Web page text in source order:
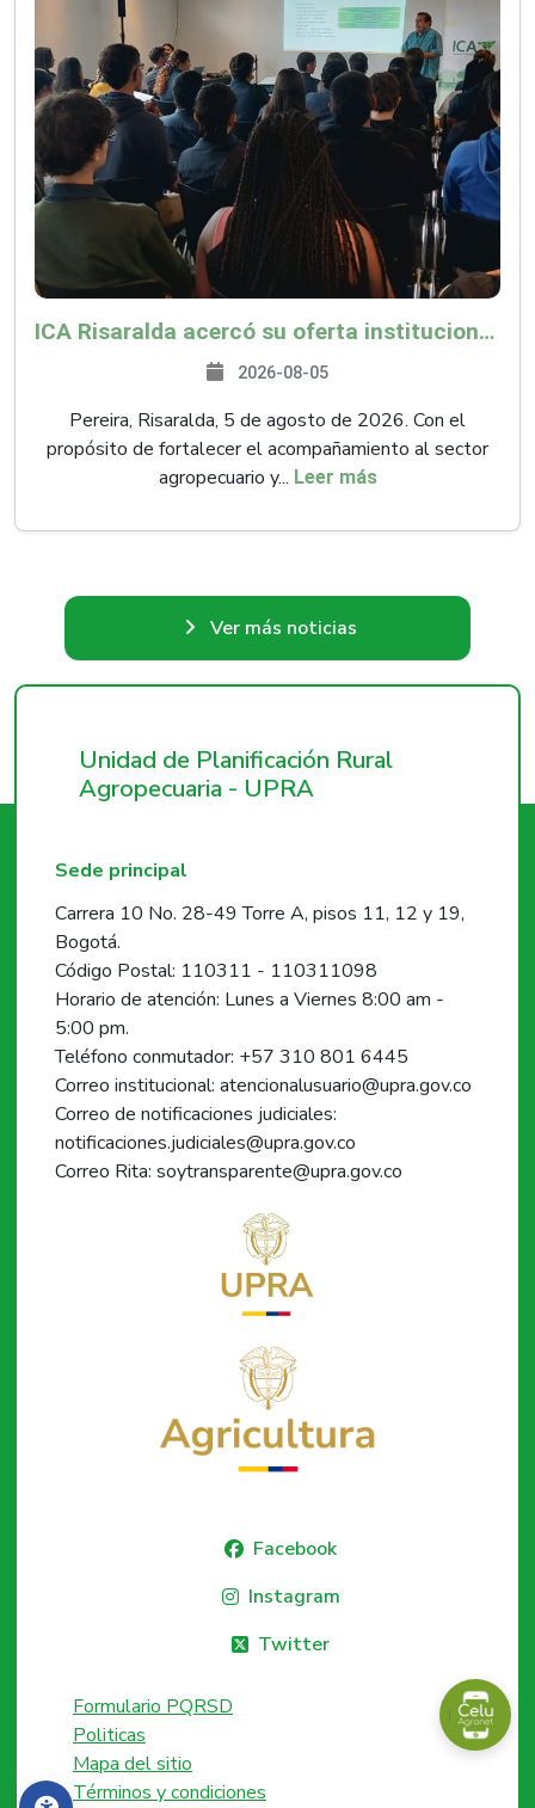
ICA Risaralda acercó su oferta institucional a productores y emprendedores en Expocamello
2026-08-05
Pereira, Risaralda, 5 de agosto de 2026. Con el
propósito de fortalecer el acompañamiento al sector
agropecuario y... Leer más
Ver más noticias
Unidad de Planificación Rural
Agropecuaria - UPRA
Sede principal
Carrera 10 No. 28-49 Torre A, pisos 11, 12 y 19,
Bogotá.
Código Postal: 110311 - 110311098
Horario de atención: Lunes a Viernes 8:00 am -
5:00 pm.
Teléfono conmutador: +57 310 801 6445
Correo institucional: atencionalusuario@upra.gov.co
Correo de notificaciones judiciales:
notificaciones.judiciales@upra.gov.co
Correo Rita: soytransparente@upra.gov.co
Facebook
Instagram
Twitter
Formulario PQRSD
Politicas
Mapa del sitio
Términos y condiciones